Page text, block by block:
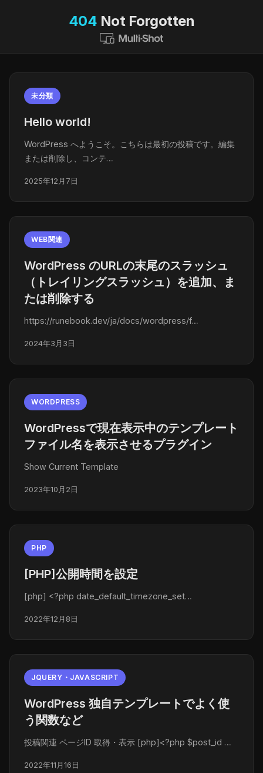
404 Not Forgotten
未分類
Hello world!
WordPress へようこそ。こちらは最初の投稿です。編集
または削除し、コンテ…
2025年12月7日
WEB関連
WordPress のURLの末尾のスラッシュ
（トレイリングスラッシュ）を追加、ま
たは削除する
https://runebook.dev/ja/docs/wordpress/f…
2024年3月3日
WORDPRESS
WordPressで現在表示中のテンプレート
ファイル名を表示させるプラグイン
Show Current Template
2023年10月2日
PHP
[PHP]公開時間を設定
[php] <?php date_default_timezone_set…
2022年12月8日
JQUERY・JAVASCRIPT
WordPress 独自テンプレートでよく使
う関数など
投稿関連 ページID 取得・表示 [php]<?php $post_id …
2022年11月16日